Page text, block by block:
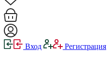
Вход Регистрация